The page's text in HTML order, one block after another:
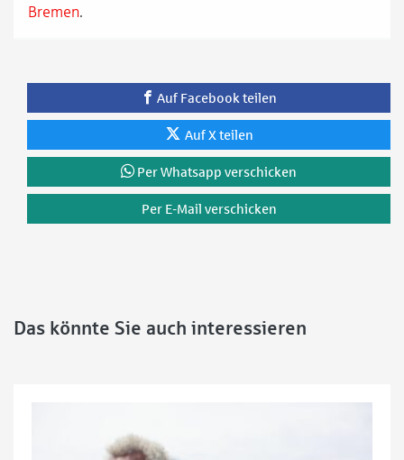
Bremen.
Auf Facebook teilen
Auf X teilen
Per Whatsapp verschicken
Per E-Mail verschicken
Das könnte Sie auch interessieren